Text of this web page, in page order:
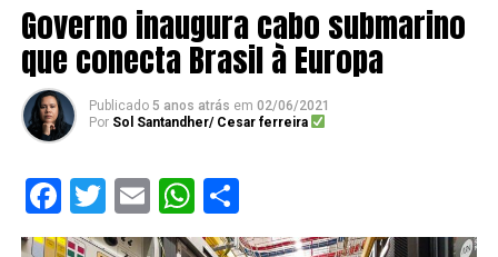
Governo inaugura cabo submarino
que conecta Brasil à Europa
Publicado 5 anos atrás em 02/06/2021
Por Sol Santandher/ Cesar ferreira
Facebook
Twitter
EmailWhatsApp
Share